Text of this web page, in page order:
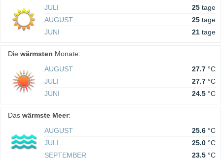
JULI
25 tage
AUGUST
25 tage
JUNI
21 tage
Die wärmsten Monate:
AUGUST
27.7 °C
JULI
27.7 °C
JUNI
24.5 °C
Das wärmste Meer:
AUGUST
25.6 °C
JULI
25.0 °C
SEPTEMBER
23.5 °C